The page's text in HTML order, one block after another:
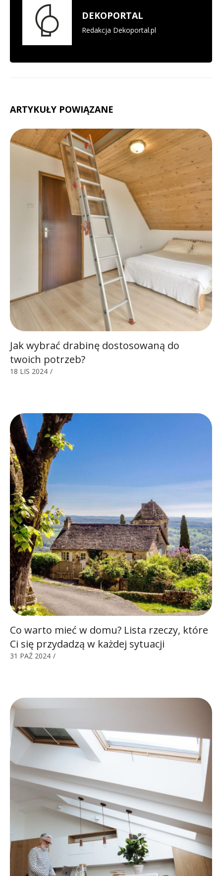
DEKOPORTAL
Redakcja Dekoportal.pl
ARTYKUŁY POWIĄZANE
Jak wybrać drabinę dostosowaną do
twoich potrzeb?
18 LIS 2024 /
Co warto mieć w domu? Lista rzeczy, które
Ci się przydadzą w każdej sytuacji
31 PAŹ 2024 /